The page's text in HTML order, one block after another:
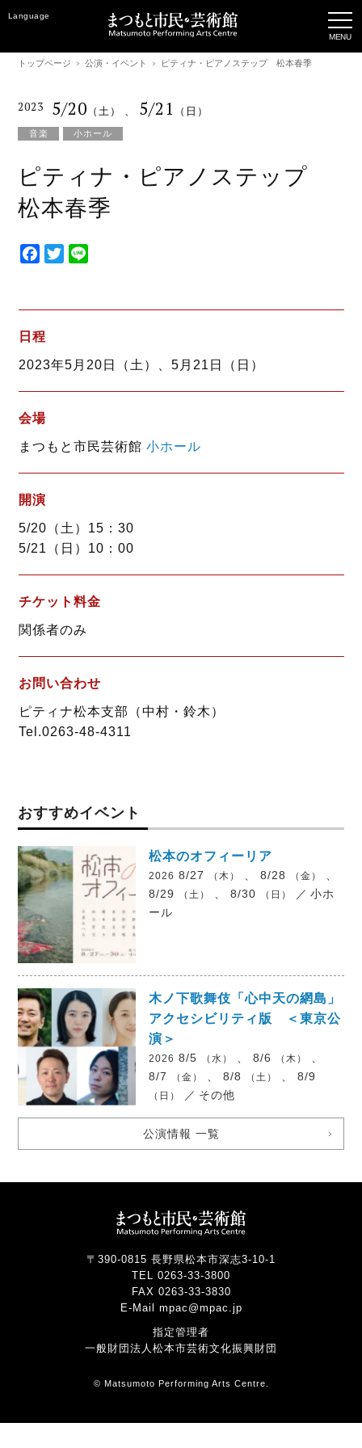
Language
トップページ 公演・イベント ピティナ・ピアノステップ 松本春季
2023 5/20 （土） 、 5/21 （日）
音楽 小ホール
ピティナ・ピアノステップ
松本春季
F
e
b
o
k
T
t
r
e
日程
2023年5月20日（土）、5月21日（日）
会場
まつもと市民芸術館 小ホール
開演
5/20（土）15：30
5/21（日）10：00
チケット料金
関係者のみ
お問い合わせ
ピティナ松本支部（中村・鈴木）
Tel.0263-48-4311
おすすめイベント
松本のオフィーリア
2026 8/27 （木） 、 8/28 （金）
8/29
（土） 、 8/30 （日） ／ 小ホ
ール
木ノ下歌舞伎「心中天の網島」
アクセシビリティ版 ＜東京公
演＞
2026 8/5 （水） 、 8/6 （木）
8/7
（金） 、 8/8 （土） 、 8/9
（日） ／ その他
公演情報 一覧
〒390-0815 長野県松本市深志3-10-1
TEL 0263-33-3800
FAX 0263-33-3830
E-Mail mpac@mpac.jp
指定管理者
一般財団法人松本市芸術文化振興財団
© Matsumoto Performing Arts Centre.